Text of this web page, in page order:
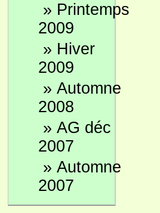
» Printemps
2009
» Hiver
2009
» Automne
2008
» AG déc
2007
» Automne
2007